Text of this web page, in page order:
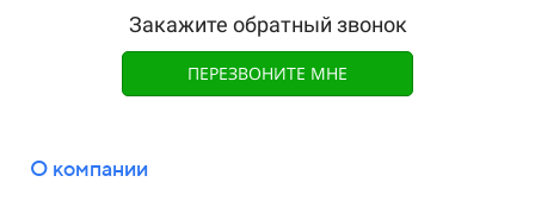
Закажите обратный звонок
ПЕРЕЗВОНИТЕ МНЕ
О компании